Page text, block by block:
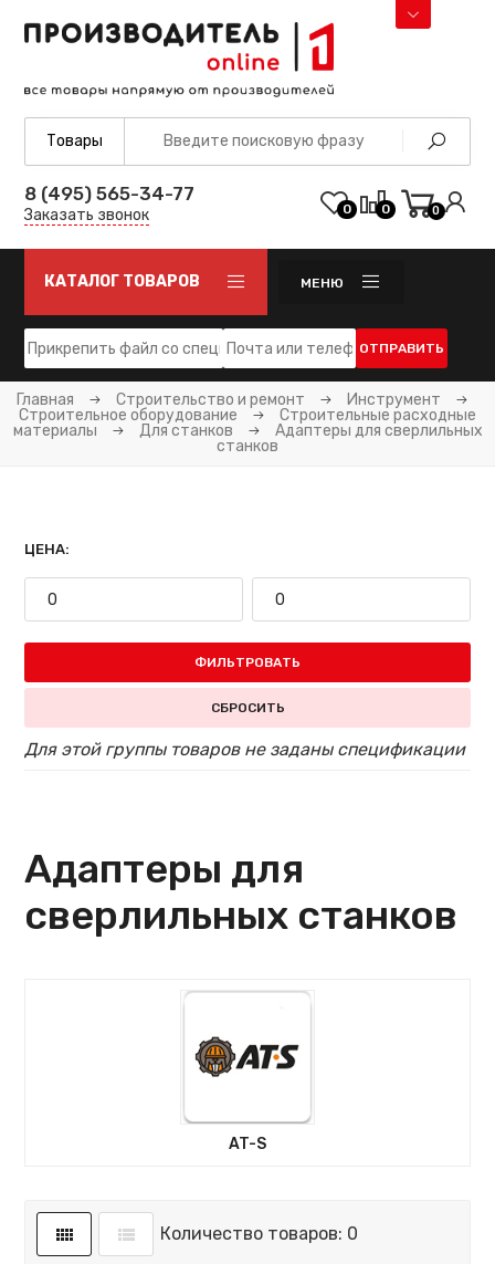
8 (495) 565-34-77
Заказать звонок 0 0 0
КАТАЛОГ ТОВАРОВ МЕНЮ
ОТПРАВИТЬ
Главная Строительство и ремонт
Инструмент
Строительное оборудование
Строительные расходные
материалы
Для станков
Адаптеры для сверлильных
станков
ЦЕНА:
ФИЛЬТРОВАТЬ
СБРОСИТЬ
Для этой группы товаров не заданы спецификации
Адаптеры для
сверлильных станков
AT-S
Количество товаров: 0